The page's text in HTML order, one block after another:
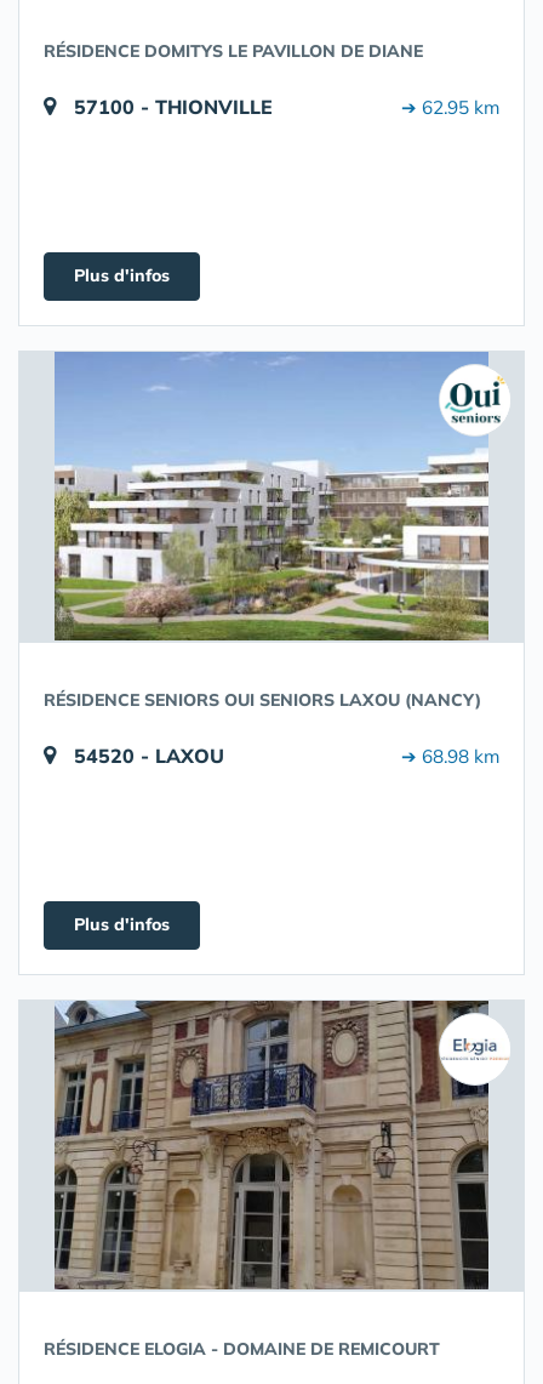
RÉSIDENCE DOMITYS LE PAVILLON DE DIANE
57100 - THIONVILLE ➔ 62.95 km
Plus d'infos
RÉSIDENCE SENIORS OUI SENIORS LAXOU (NANCY)
54520 - LAXOU ➔ 68.98 km
Plus d'infos
RÉSIDENCE ELOGIA - DOMAINE DE REMICOURT